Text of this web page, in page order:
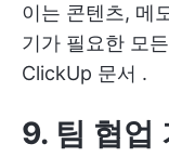
이는 콘텐츠, 메
기가 필요한 모
ClickUp 문서 .
9. 팀 협업